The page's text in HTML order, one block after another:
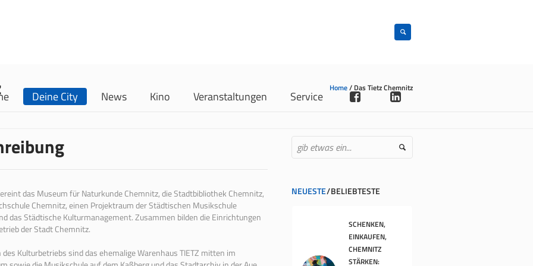
Deine City News Kino Veranstaltungen Service
Home/ Das Tietz Chemnitz
das Museum für Naturkunde Chemnitz, die Stadtbibliothek Chemnitz,
Chemnitz, einen Projektraum der Städtischen Musikschule
das Städtische Kulturmanagement. Zusammen bilden die Einrichtungen
der Stadt Chemnitz.
Kulturbetriebs sind das ehemalige Warenhaus TIETZ mitten im
NEUESTE BELIEBTESTE
SCHENKEN,
EINKAUFEN,
CHEMNITZ
STÄRKEN: